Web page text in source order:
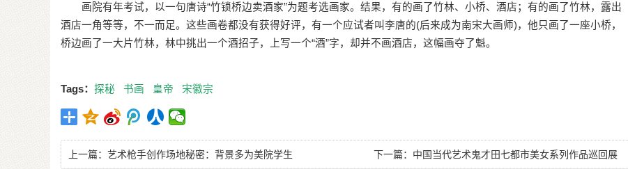
画院有年考试，以一句唐诗“竹锁桥边卖酒家”为题考选画家。结果，有的画了竹林、小桥、酒店；有的画了竹林，露出
酒店一角等等，不一而足。这些画卷都没有获得好评，有一个应试者叫李唐的(后来成为南宋大画师)，他只画了一座小桥，
桥边画了一大片竹林，林中挑出一个酒招子，上写一个“酒”字，却并不画酒店，这幅画夺了魁。
Tags： 探秘 书画 皇帝 宋徽宗
上一篇： 艺术枪手创作场地秘密：背景多为美院学生 下一篇： 中国当代艺术鬼才田七都市美女系列作品巡回展